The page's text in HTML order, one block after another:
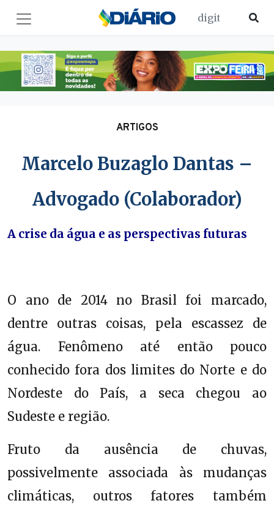
ARTIGOS
Marcelo Buzaglo Dantas –
Advogado (Colaborador)
A crise da água e as perspectivas futuras
O ano de 2014 no Brasil foi marcado,
dentre outras coisas, pela escassez de
água. Fenômeno até então pouco
conhecido fora dos limites do Norte e do
Nordeste do País, a seca chegou ao
Sudeste e região.
Fruto da ausência de chuvas,
possivelmente associada às mudanças
climáticas, outros fatores também